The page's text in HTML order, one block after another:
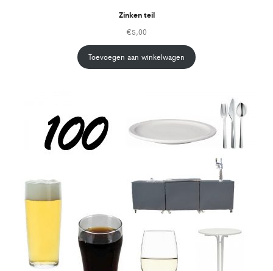
Zinken teil
€5,00
Toevoegen aan winkelwagen